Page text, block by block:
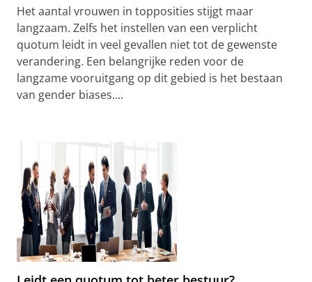
Het aantal vrouwen in topposities stijgt maar
langzaam. Zelfs het instellen van een verplicht
quotum leidt in veel gevallen niet tot de gewenste
verandering. Een belangrijke reden voor de
langzame vooruitgang op dit gebied is het bestaan
van gender biases....